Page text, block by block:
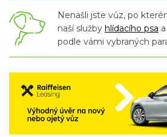
Nenašli jste vůz, po
naší služby hlídacího psa
podle vámi vybraných